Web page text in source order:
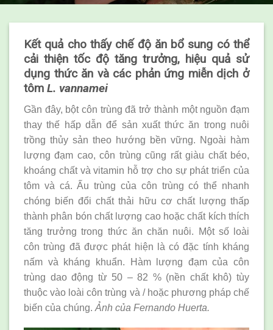
Kết quả cho thấy chế độ ăn bổ sung có thể
cải thiện tốc độ tăng trưởng, hiệu quả sử
dụng thức ăn và các phản ứng miễn dịch ở
tôm L. vannamei
Gần đây, bột côn trùng đã trở thành một nguồn đạm
thay thế hấp dẫn để sản xuất thức ăn trong nuôi
trồng thủy sản theo hướng bền vững. Ngoài hàm
lượng đạm cao, côn trùng cũng rất giàu chất béo,
khoáng chất và vitamin hỗ trợ cho sự phát triển của
tôm và cá. Ấu trùng của côn trùng có thể nhanh
chóng biến đổi chất thải hữu cơ chất lượng thấp
thành phân bón chất lượng cao hoặc chất kích thích
tăng trưởng trong thức ăn chăn nuôi. Một số loài
côn trùng đã được phát hiện là có đặc tính kháng
nấm và kháng khuẩn. Hàm lượng đạm của côn
trùng dao động từ 50 – 82 % (nền chất khô) tùy
thuộc vào loài côn trùng và / hoặc phương pháp chế
biến của chúng. Ảnh của Fernando Huerta.